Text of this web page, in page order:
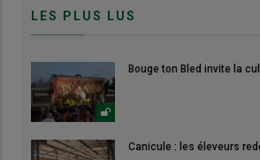
LES PLUS LUS
Bouge ton Bled invite la
Canicule : les éleveurs